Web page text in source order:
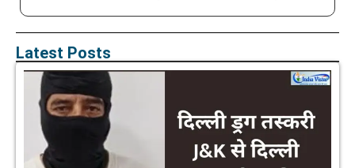
Latest Posts